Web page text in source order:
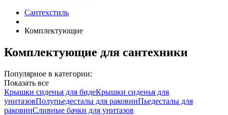
Сантехстиль
Комплектующие
Комплектующие для сантехники
Популярное в категории:
Показать все
Крышки сиденья для бидеКрышки сиденья для
унитазовПолупьедесталы для раковинПьедесталы для
раковинСливные бачки для унитазов